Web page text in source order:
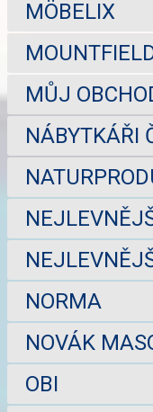
MÖBELIX
MŮJ
NÁBYTKÁŘI
NORMA
NOVÁK
OBI